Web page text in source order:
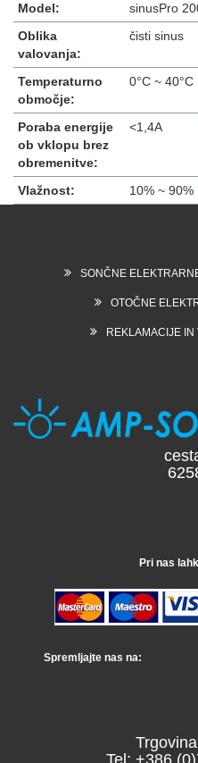
Model:
sinusPro
Oblika
valovanja:
čisti sinus
Temperaturno
območje:
0°C ~ 40°C
Poraba energije
ob vklopu brez
obremenitve:
<1,4A
Vlažnost: 10% ~ 90%
SONČNE
OTOČNE
REKLAMACIJE IN
6258
Pri nas
Spremljajte nas na:
Tel: +386